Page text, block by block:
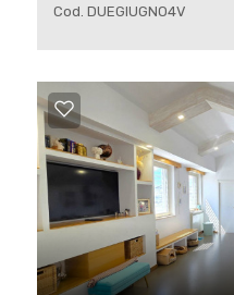
Cod. DUEGIUGNO4V
Tipologia
multiscelta
Qualsiasi
Residenziali
Commerciali